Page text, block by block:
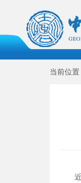
当前位